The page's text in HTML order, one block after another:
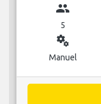
group
5
miscellaneous_services
Manuel